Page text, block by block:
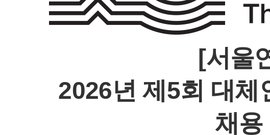
[서울
2026년 제5회 대체
채용